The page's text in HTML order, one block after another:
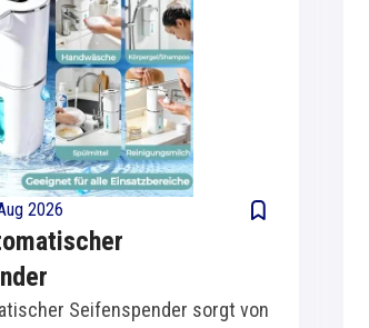
2026
Seifenspender sorgt von